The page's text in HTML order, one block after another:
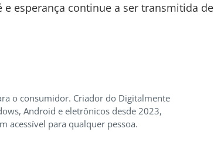
esperança continue a ser transmitida de
o consumidor. Criador do Digitalmente
Android e eletrônicos desde 2023,
acessível para qualquer pessoa.